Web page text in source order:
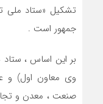
تشکیل «ستاد ملی
جمهور است .
بر این اساس ،
وی معاون اول) و
صنعت ، معدن و